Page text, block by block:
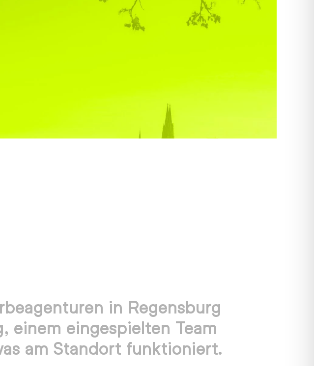
in Regensburg
eingespielten Team
am Standort funktioniert.